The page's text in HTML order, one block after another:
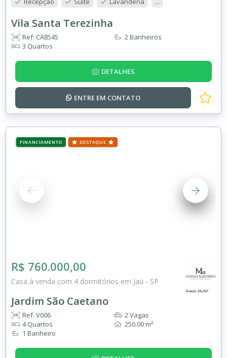
Vila Santa Terezinha
Ref: CA8545
3 Quartos
2 Banheiros
DETALHES
ENTRE EM CONTATO
FINANCIAMENTO DESTAQUE
R$ 760.000,00
Casa à venda com 4 dormitórios em Jaú - SP
Jardim São Caetano
Ref: V006
4 Quartos
1 Banheiro
2 Vagas
250.00 m²